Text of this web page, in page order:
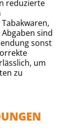
reduzierte
sind
sonst
um
zu